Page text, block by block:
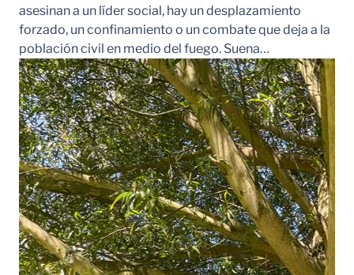
asesinan a un líder social, hay un desplazamiento
forzado, un confinamiento o un combate que deja a la
población civil en medio del fuego. Suena…